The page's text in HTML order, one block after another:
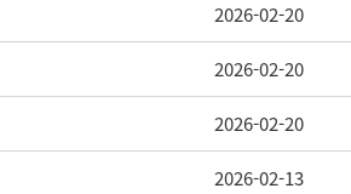
2026-02-20
2026-02-20
2026-02-20
2026-02-13